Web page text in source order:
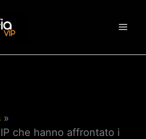
che hanno affrontato i